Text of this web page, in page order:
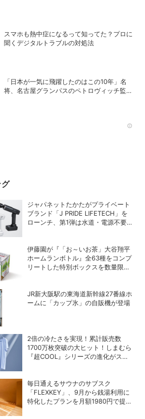
スマホも熱中症になるって知ってた？プロに
聞くデジタルトラブルの対処法
「日本が一気に飛躍したのはこの10年」名
将、名古屋グランパスのペトロヴィッチ監督
ジャパネットたかたがプライベート
ブランド「J PRIDE LIFETECH」を
ローンチ、第1弾は水道・電源不要
伊藤園が『「お～いお茶」大谷翔平
ホームランボトル』全63種をコンプ
リートした特別ボックスを数量限定
JR新大阪駅の東海道新幹線27番線ホ
ームに「カップ氷」の自販機が登場
2倍の冷たさを実現！累計販売数
1700万枚突破の大ヒット！しまむら
『超COOL』シリーズの進化がスゴ
毎日通えるサウナのサブスク
「FLEXKEY」、9月から銭湯利用に
特化したプランを月額1980円で提供